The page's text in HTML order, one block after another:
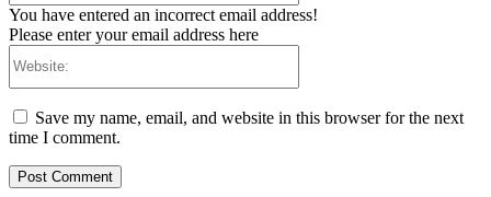
You have entered an incorrect email address!
Please enter your email address here
Save my name, email, and website in this browser for the next
time I comment.